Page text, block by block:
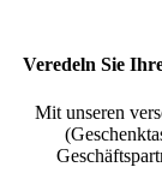
Veredeln Sie
Mit unseren